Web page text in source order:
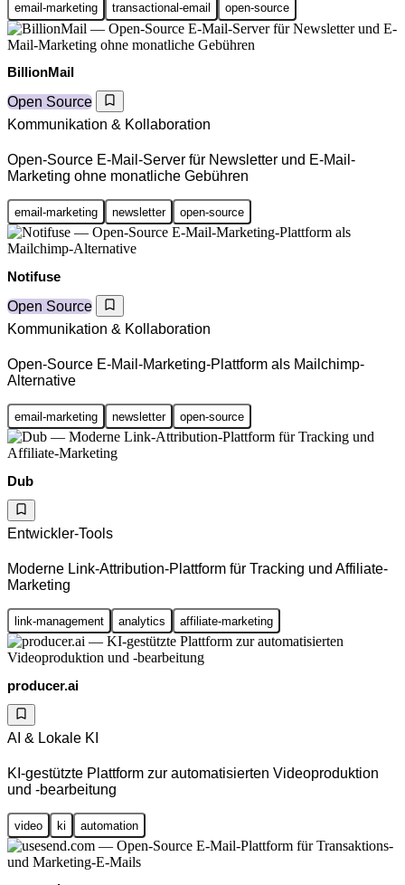
email-marketing transactional-email open-source
BillionMail
Open Source
Kommunikation & Kollaboration
Open-Source E-Mail-Server für Newsletter und E-Mail-
Marketing ohne monatliche Gebühren
email-marketing newsletter open-source
Notifuse
Open Source
Kommunikation & Kollaboration
Open-Source E-Mail-Marketing-Plattform als Mailchimp-
Alternative
email-marketing newsletter open-source
Dub
Entwickler-Tools
Moderne Link-Attribution-Plattform für Tracking und Affiliate-
Marketing
link-management analytics affiliate-marketing
producer.ai
AI & Lokale KI
KI-gestützte Plattform zur automatisierten Videoproduktion
und -bearbeitung
video ki automation